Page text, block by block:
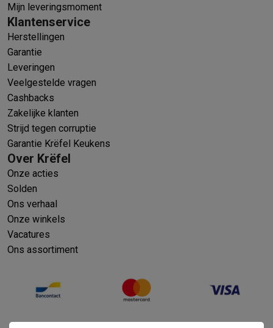
Mijn leveringsmoment
Klantenservice
Herstellingen
Garantie
Leveringen
Veelgestelde vragen
Cashbacks
Zakelijke klanten
Strijd tegen corruptie
Garantie Krëfel Keukens
Over Krëfel
Onze acties
Solden
Ons verhaal
Onze winkels
Vacatures
Ons assortiment